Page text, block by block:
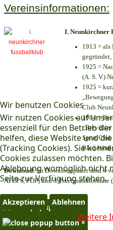
Wir benutzen Cookies
Wir nutzen Cookies auf
essenziell für den Betrieb
helfen, diese Website und
(Tracking Cookies). Sie
Cookies zulassen möchten.
Ablehnung womöglich nicht
Seite zur Verfügung stehen.
Akzeptieren Ablehnen
Weitere
Vereinsinformationen:
I. Neunkirchner
1913 =
1925 =
(A. S. V.)
1925 =
Club
1984 =
„Brevillier
Sport
Blau-Weiß;
Download:Im Downloadpaket sind 4
AI EPS, PDF) und 3 Pixelgrafikformate
×
×